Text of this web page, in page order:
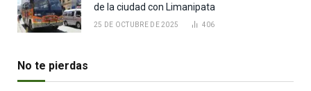
de la ciudad con Limanipata
25 DE OCTUBRE DE 2025 406
No te pierdas